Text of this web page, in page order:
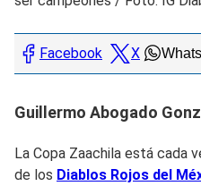
Facebook X
Guillermo Abogado
La Copa Zaachila está cada
de los Diablos Rojos del